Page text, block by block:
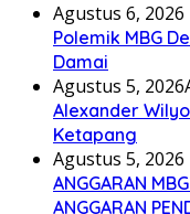
Agustus 6, 2026
Polemik MBG
Damai
Agustus 5, 2026
Alexander
Ketapang
Agustus 5, 2026
ANGGARAN
ANGGARAN